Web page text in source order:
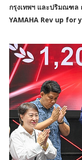
กรุงเทพฯ และปริมณฑล
YAMAHA Rev up for